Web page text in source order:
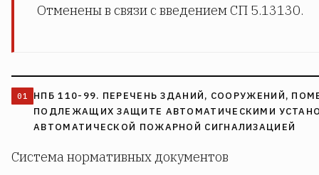
Отменены в связи с введением СП 5.13130.
НПБ 110-99. ПЕРЕЧЕНЬ ЗДАНИЙ, СООРУЖЕНИЙ,
ПОДЛЕЖАЩИХ ЗАЩИТЕ АВТОМАТИЧЕСКИМИ
АВТОМАТИЧЕСКОЙ ПОЖАРНОЙ СИГНАЛИЗАЦИЕЙ
Система нормативных документов